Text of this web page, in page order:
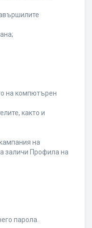
на компютърен
както и
на
заличи Профила на
парола.